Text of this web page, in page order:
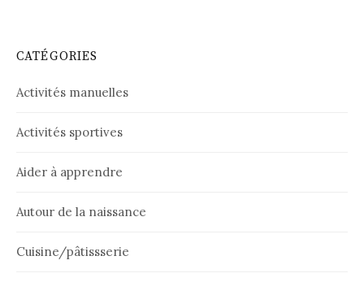
CATÉGORIES
Activités manuelles
Activités sportives
Aider à apprendre
Autour de la naissance
Cuisine/pâtissserie